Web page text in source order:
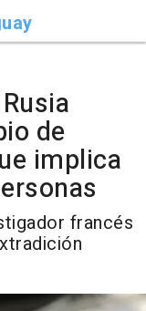
de
implica
francés